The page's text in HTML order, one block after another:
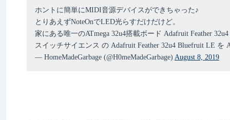
ホントに簡単にMIDI音源デバイスができちゃった♪
とりあえずNoteOnでLED光らすだけだけど。
家にある唯一のATmega 32u4搭載ボード Adafruit Feather
スイッチサイエンス の Adafruit Feather 32u4 Bluefruit LE を
— HomeMadeGarbage (@H0meMadeGarbage) August 8, 2019